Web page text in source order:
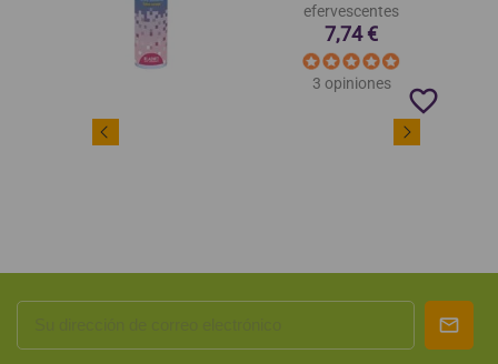
efervescentes
7,74 €
3 opiniones
favorite_border